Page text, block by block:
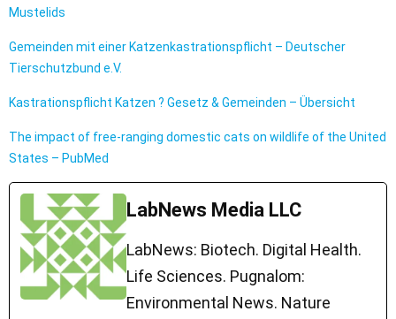
Mustelids
Gemeinden mit einer Katzenkastrationspflicht – Deutscher
Tierschutzbund e.V.
Kastrationspflicht Katzen ? Gesetz & Gemeinden – Übersicht
The impact of free-ranging domestic cats on wildlife of the United
States – PubMed
LabNews Media LLC
LabNews: Biotech. Digital Health.
Life Sciences. Pugnalom:
Environmental News. Nature